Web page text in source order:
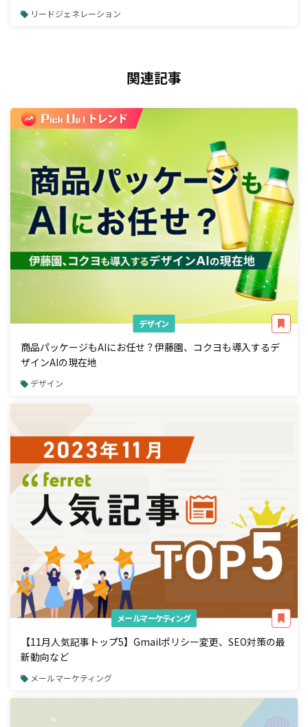
リードジェネレーション
関連記事
デザイン
商品パッケージもAIにお任せ？伊藤園、コクヨも導入するデ
ザインAIの現在地
デザイン
メールマーケティング
【11月人気記事トップ5】Gmailポリシー変更、SEO対策の最
新動向など
メールマーケティング